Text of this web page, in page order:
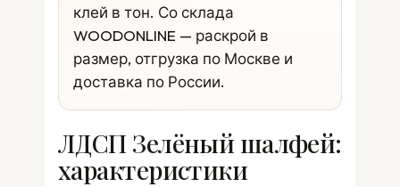
клей в тон. Со склада
WOODONLINE — раскрой в
размер, отгрузка по Москве и
доставка по России.
ЛДСП Зелёный шалфей:
характеристики